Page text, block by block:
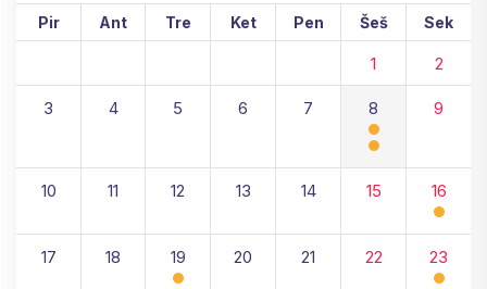
Pir Ant Tre Ket Pen Šeš Sek
1 2
3 4 5 6 7 8 9
10 11 12 13 14 15 16
17 18 19 20 21 22 23